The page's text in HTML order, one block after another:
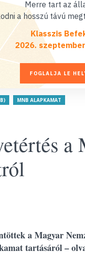
Merre tart az
a hosszú távú
Klasszis
2026.
FOGLALJA LE
MNB ALAPKAMAT
a
a Magyar
tartásáról –